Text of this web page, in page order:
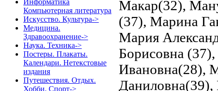
Информатика
Компьютерная литература
Искусство. Культура->
Медицина.
Здравоохранение->
Наука. Техника->
Постеры. Плакаты.
Календари. Нетекстовые
издания
Путешествия. Отдых.
Хобби. Спорт->
Макар(32),
(37), Марина
Мария
Борисовна
Ивановна(28),